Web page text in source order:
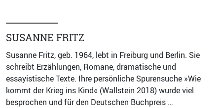
SUSANNE FRITZ
Susanne Fritz, geb. 1964, lebt in Freiburg und Berlin. Sie
schreibt Erzählungen, Romane, dramatische und
essayistische Texte. Ihre persönliche Spurensuche »Wie
kommt der Krieg ins Kind« (Wallstein 2018) wurde viel
besprochen und für den Deutschen Buchpreis …